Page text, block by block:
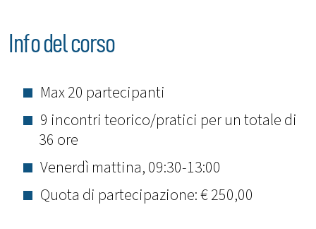
Info del corso
Max 20 partecipanti
9 incontri teorico/pratici per un totale di
36 ore
Venerdì mattina, 09:30-13:00
Quota di partecipazione: € 250,00